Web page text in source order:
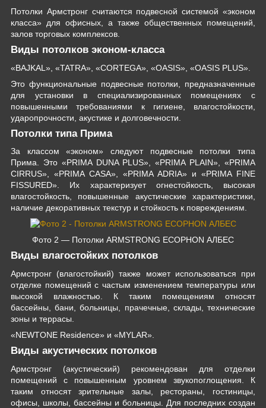
Потолки Армстронг считаются подвесной системой «эконом
класса» для офисных, а также общественных помещений,
залов торговых комплексов.
Виды потолков эконом-класса
«BAJKAL», «TATRA», «CORTEGA», «OASIS», «OASIS PLUS».
Это функциональные подвесные потолки, предназначенные
для установки в специализированных помещениях с
повышенными требованиями к гигиене, влагостойкости,
ударопрочности, акустике и долговечности.
Потолки типа Прима
За классом «эконом» следуют подвесные потолки типа
Прима. Это «PRIMA DUNA PLUS», «PRIMA PLAIN», «PRIMA
CIRRUS», «PRIMA CASA», «PRIMA ADRIA» и «PRIMA FINE
FISSURED». Их характеризует огнестойкость, высокая
влагостойкость, повышенные акустические характеристики,
наличие декоративных текстур и стойкость к повреждениям.
Фото 2 — Потолки ARMSTRONG ECOPHON АЛБЕС
Виды влагостойких потолков
Армстронг (влагостойкий) также может использоваться при
отделке помещений с частым изменением температуры или
высокой влажностью. К таким помещениям относят
бассейны, бани, больницы, прачечные, склады, технические
зоны и террасы.
«NEWTONE Residence» и «MYLAR».
Виды акустических потолков
Армстронг (акустический) рекомендован для отделки
помещений с повышенным уровнем звукопоглощения. К
таким относят зрительные залы, рестораны, гостиницы,
офисы, школы, бассейны и больницы. Для последних создан